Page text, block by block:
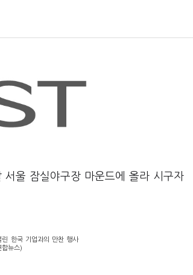
서울 잠실야구장 마운드에 올라 시구자
한국 기업과의 만찬 행사
합뉴스)